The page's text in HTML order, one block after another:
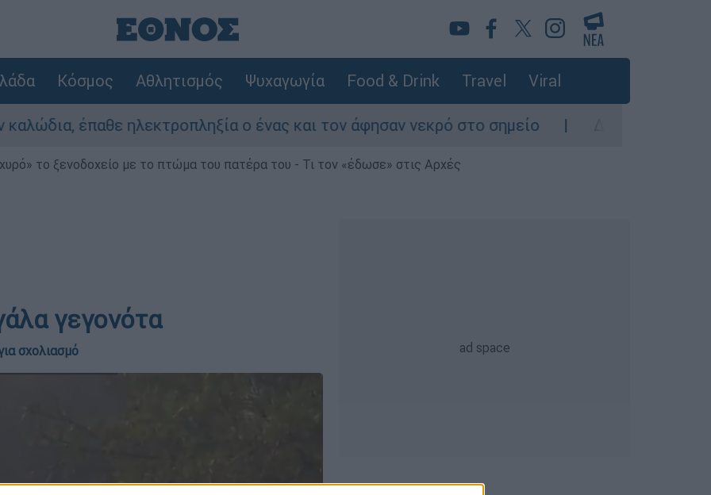
Κόσμος Αθλητισμός Ψυχαγωγία Food & Drink Travel Viral
έπαθε ηλεκτροπληξία ο ένας και τον άφησαν νεκρό στο σημείο Δίωξη για
το ξενοδοχείο με το πτώμα του πατέρα του - Τι τον «έδωσε» στις Αρχές
γεγονότα
σχολιασμό